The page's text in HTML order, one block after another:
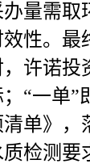
量需取
性。最
，许诺
“一单”
单》，
检测要